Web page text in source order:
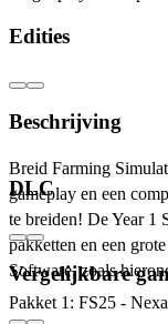
Edities
Beschrijving
Breid Farming
gameplay en een
te breiden! De Year 1
pakketten en een
Software, zoals
Pakket 1: FS25 -
DLC
Vergelijkbare